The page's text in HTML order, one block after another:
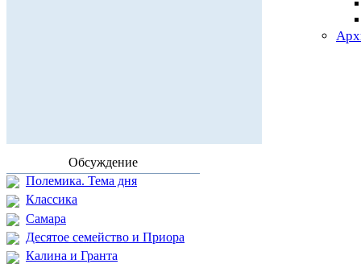
Обсуждение
Полемика. Тема дня
Классика
Самара
Десятое семейство и Приора
Калина и Гранта